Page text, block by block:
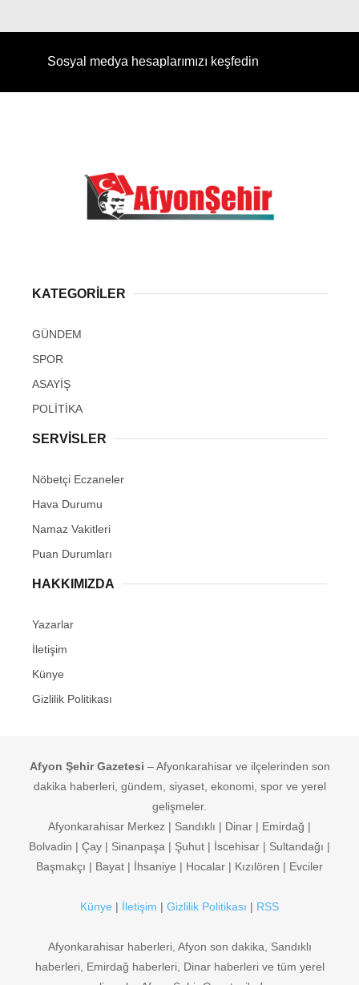
Sosyal medya hesaplarımızı keşfedin
KATEGORİLER
GÜNDEM
SPOR
ASAYİŞ
POLİTİKA
SERVİSLER
Nöbetçi Eczaneler
Hava Durumu
Namaz Vakitleri
Puan Durumları
HAKKIMIZDA
Yazarlar
İletişim
Künye
Gizlilik Politikası
Afyon Şehir Gazetesi – Afyonkarahisar ve ilçelerinden son
dakika haberleri, gündem, siyaset, ekonomi, spor ve yerel
gelişmeler.
Afyonkarahisar Merkez | Sandıklı | Dinar | Emirdağ |
Bolvadin | Çay | Sinanpaşa | Şuhut | İscehisar | Sultandağı |
Başmakçı | Bayat | İhsaniye | Hocalar | Kızılören | Evciler
Künye | İletişim | Gizlilik Politikası | RSS
Afyonkarahisar haberleri, Afyon son dakika, Sandıklı
haberleri, Emirdağ haberleri, Dinar haberleri ve tüm yerel